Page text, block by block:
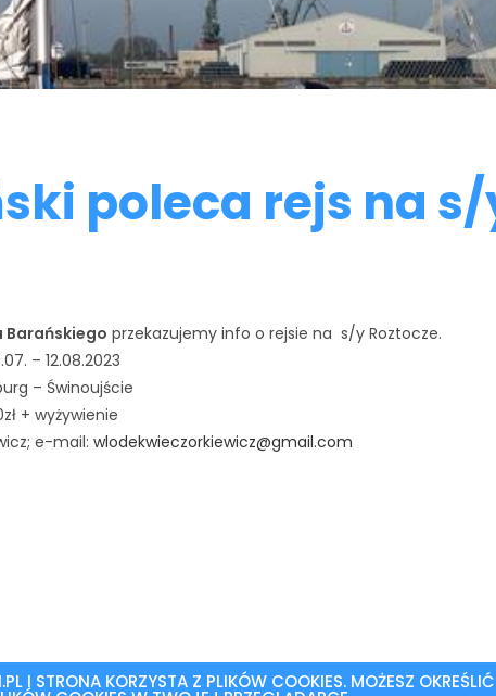
poleca rejs na
przekazujemy info o rejsie na s/y Roztocze.
– 12.08.2023
– Świnoujście
+ wyżywienie
e-mail: wlodekwieczorkiewicz@gmail.com
I STRONA KORZYSTA Z PLIKÓW COOKIES. MOŻESZ